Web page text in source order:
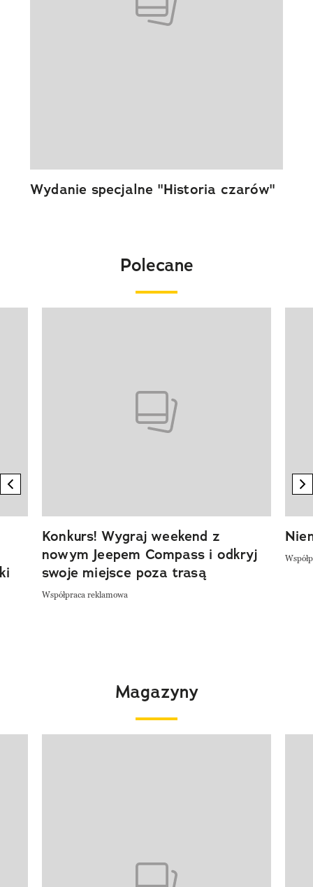
Wydanie specjalne "Historia czarów"
Polecane
previous element
Konkurs! Wygraj weekend z
nowym Jeepem Compass i odkryj
swoje miejsce poza trasą
Współpraca reklamowa
Magazyny